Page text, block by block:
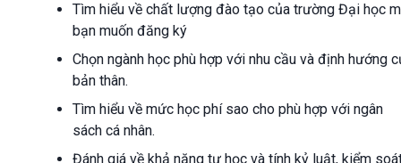
Tìm hiểu về chất lượng đào tạo của trường Đại học
bạn muốn đăng ký
Chọn ngành học phù hợp với nhu cầu và định hướng
bản thân.
Tìm hiểu về mức học phí sao cho phù hợp với ngân
sách cá nhân.
Đánh giá về khả năng tự học và tính kỷ luật, kiểm